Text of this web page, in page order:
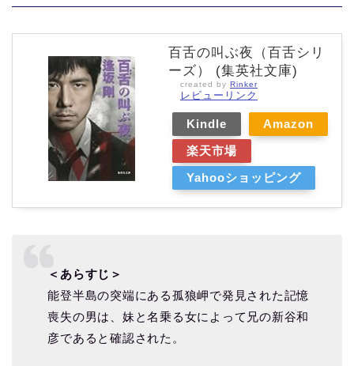
百舌の叫ぶ夜（百舌シリ
ーズ） (集英社文庫)
created by Rinker
レビューリンク
Kindle
Amazon
楽天市場
Yahooショッピング
＜あらすじ＞
能登半島の突端にある孤狼岬で発見された記憶
喪失の男は、妹と名乗る女によって兄の新谷和
彦であると確認された。